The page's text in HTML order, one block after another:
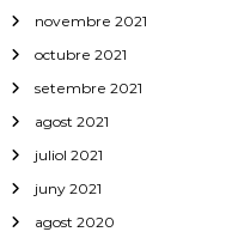
novembre 2021
octubre 2021
setembre 2021
agost 2021
juliol 2021
juny 2021
agost 2020